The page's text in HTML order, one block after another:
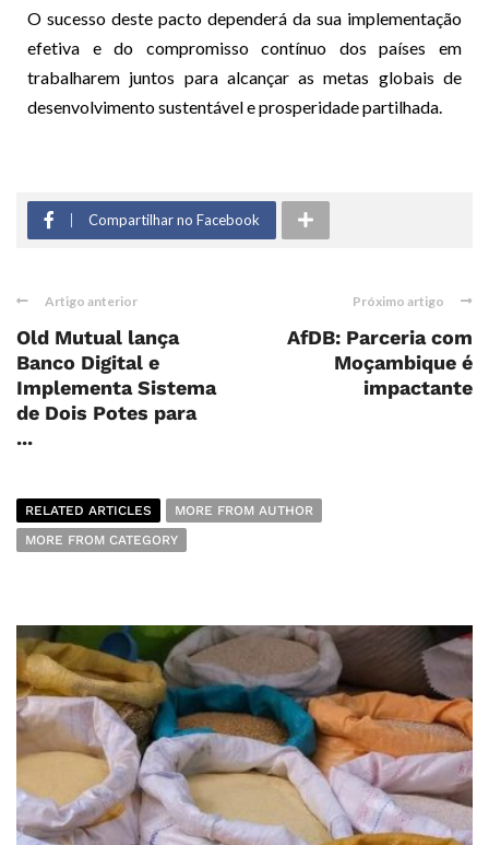
O sucesso deste pacto dependerá da sua implementação
efetiva e do compromisso contínuo dos países em
trabalharem juntos para alcançar as metas globais de
desenvolvimento sustentável e prosperidade partilhada.
Compartilhar no Facebook
Artigo anterior
Old Mutual lança
Banco Digital e
Implementa Sistema
de Dois Potes para
...
Próximo artigo
AfDB: Parceria com
Moçambique é
impactante
RELATED ARTICLES
MORE FROM AUTHOR
MORE FROM CATEGORY